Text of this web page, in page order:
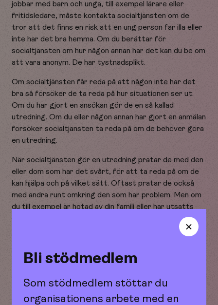
Bli stödmedlem
Som stödmedlem stöttar du
organisationens arbete med en
jobbar med barn och unga, till exempel lärare eller
fritidsledare, måste kontakta socialtjänsten om de
tror att det finns en risk att en ung person far illa eller
inte har det bra hemma. Om du berättar för
socialtjänsten om hur någon annan har det kan du be om
att vara anonym. De har tystnadsplikt.
Om socialtjänsten får reda på att någon inte har det
bra så försöker de ta reda på hur situationen ser ut.
Om du har gjort en ansökan gör de en så kallad
utredning. Om du eller någon annan har gjort en anmälan
försöker socialtjänsten ta reda på om de behöver göra
en utredning.
När socialtjänsten gör en utredning pratar de med den
eller dom som har det svårt, för att ta reda på om de
kan hjälpa och på vilket sätt. Oftast pratar de också
med andra runt omkring den som har problem. Men om
du till exempel är hotad av din familj eller har utsatts
för övergrepp ser socialtjänsten först till att du
hamnar i säkerhet, innan de kontaktar någon annan.
Vi lyssnar och står på din sida!